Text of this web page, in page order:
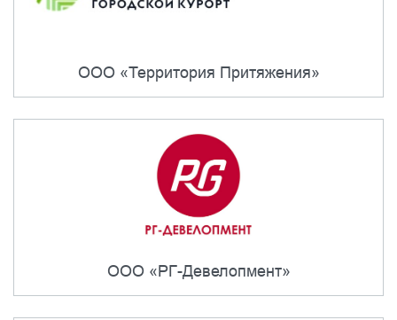
ООО «Территория Притяжения»
ООО «РГ-Девелопмент»